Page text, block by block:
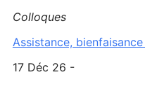
Colloques
Assistance,
17 Déc 26 -